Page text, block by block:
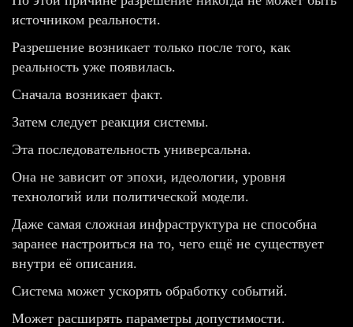
источником реальности.
Разрешение возникает только после того, как
реальность уже появилась.
Сначала возникает факт.
Затем следует реакция системы.
Эта последовательность универсальна.
Она не зависит от эпохи, идеологии, уровня
технологий или политической модели.
Даже самая сложная инфраструктура не способна
заранее настроиться на то, чего ещё не существует
внутри её описания.
Система может ускорять обработку событий.
Может расширять параметры допустимости.